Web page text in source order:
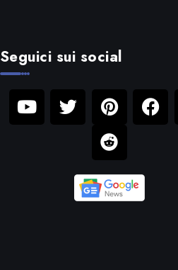
Seguici sui social